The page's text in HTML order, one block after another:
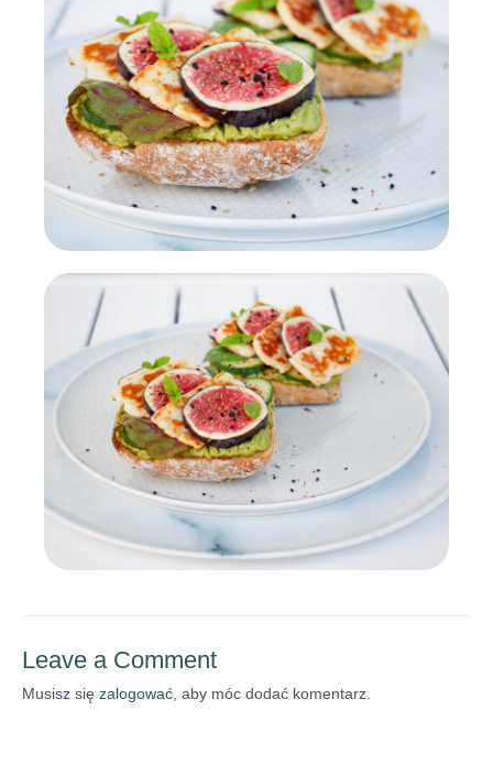
Leave a Comment
Musisz się zalogować , aby móc dodać komentarz.